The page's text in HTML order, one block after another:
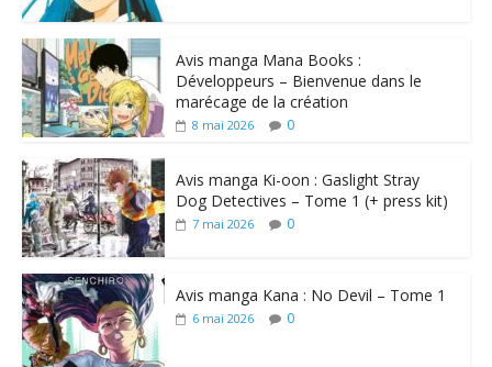
Avis manga Mana Books :
Développeurs – Bienvenue dans le
marécage de la création
8 mai 2026 0
Avis manga Ki-oon : Gaslight Stray
Dog Detectives – Tome 1 (+ press kit)
7 mai 2026 0
Avis manga Kana : No Devil – Tome 1
6 mai 2026 0